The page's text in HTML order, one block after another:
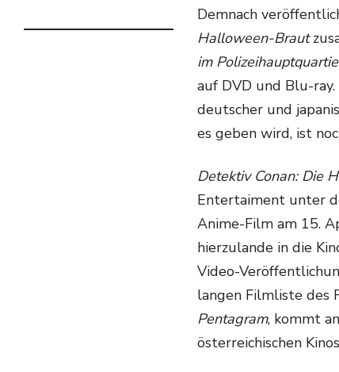
Demnach
Halloween-Braut
im
auf DVD und Blu-
deutscher und
es geben wird, ist
Detektiv Conan: Die
Entertaiment unter
Anime-Film am 15.
hierzulande in die
Video-
langen Filmliste des
Pentagram, kommt
österreichischen